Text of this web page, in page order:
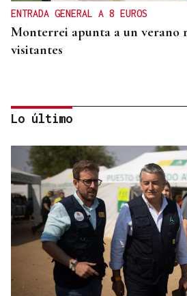
ENTRADA GENERAL A 8 EUROS
Monterrei apunta a un verano
visitantes
1.800 HECTÁREAS
Detenido un vecino de
autor del incendio de Vilar de
Lo último